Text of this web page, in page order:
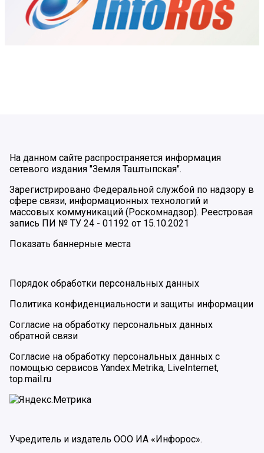
На данном сайте распространяется информация
сетевого издания "Земля Таштыпская".
Зарегистрировано Федеральной службой по надзору в
сфере связи, информационных технологий и
массовых коммуникаций (Роскомнадзор). Реестровая
запись ПИ № ТУ 24 - 01192 от 15.10.2021
Показать баннерные места
Порядок обработки персональных данных
Политика конфиденциальности и защиты информации
Согласие на обработку персональных данных
обратной связи
Согласие на обработку персональных данных с
помощью сервисов Yandex.Metrika, LiveInternet,
top.mail.ru
Учредитель и издатель ООО ИА «Инфорос».